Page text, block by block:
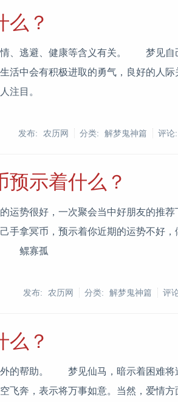
么？
情、逃避、健康等含义有关。 梦见自
活中会有积极进取的勇气，良好的人
人注目。
发布: 农历网
分类: 解梦鬼神篇 评
预示着什么？
运势很好，一次聚会当中好朋友的推荐
拿冥币，预示着你近期的运势不好，
鳏寡孤
发布: 农历网
分类: 解梦鬼神篇 评
么？
外的帮助。 梦见仙马，暗示着困难将
奔，表示将万事如意。当然，爱情方